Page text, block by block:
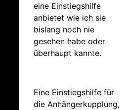
eine Einstiegshilfe
anbietet wie ich sie
bislang noch nie
gesehen habe oder
überhaupt kannte.
Eine Einstiegshilfe für
die Anhängerkupplung,